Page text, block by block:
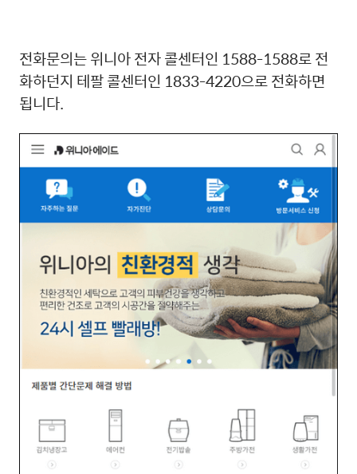
전화문의는 위니아 전자 콜센터인 1588-1588로 전
화하던지 테팔 콜센터인 1833-4220으로 전화하면
됩니다.